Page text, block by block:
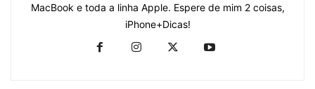
MacBook e toda a linha Apple. Espere de mim 2 coisas,
iPhone+Dicas!